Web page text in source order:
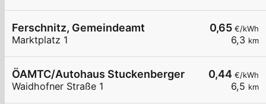
0,65 €/kWh
6,3 km
Ferschnitz, Gemeindeamt
Marktplatz 1
0,44 €/kWh
6,5 km
ÖAMTC/Autohaus Stuckenberger
Waidhofner Straße 1